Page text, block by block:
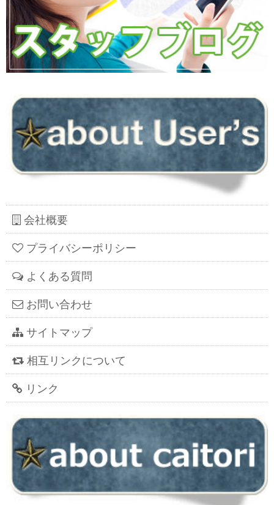
会社概要
プライバシーポリシー
よくある質問
お問い合わせ
サイトマップ
相互リンクについて
リンク